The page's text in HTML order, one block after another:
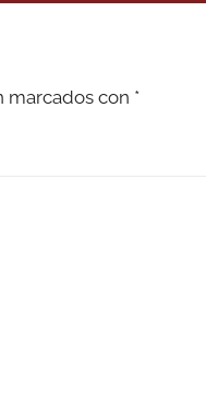
marcados con *